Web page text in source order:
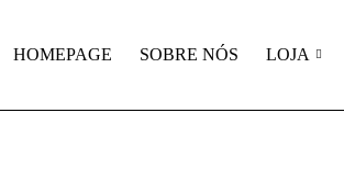
HOMEPAGE SOBRE NÓS LOJA